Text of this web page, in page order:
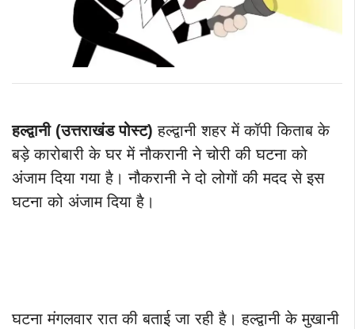
हल्द्वानी (उत्तराखंड पोस्ट) हल्द्वानी शहर में कॉपी किताब के
बड़े कारोबारी के घर में नौकरानी ने चोरी की घटना को
अंजाम दिया गया है। नौकरानी ने दो लोगों की मदद से इस
घटना को अंजाम दिया है।
घटना मंगलवार रात की बताई जा रही है। हल्द्वानी के मुखानी